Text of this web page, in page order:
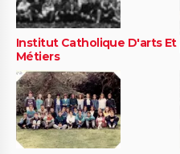
Institut Catholique D'arts Et
Métiers